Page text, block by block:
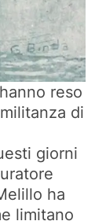
reso
di
giorni
ha
limitano